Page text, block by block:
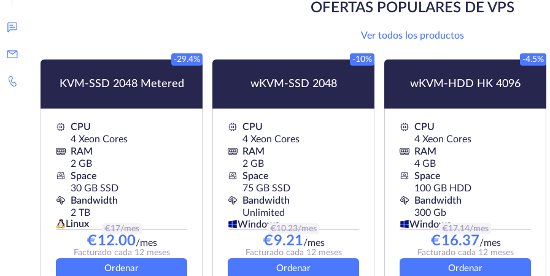
OFERTAS POPULARES DE VPS
Ver todos los productos
KVM-SSD 2048 Metered
-29.4%
CPU
4 Xeon Cores
RAM
2 GB
Space
30 GB SSD
Bandwidth
2 TB
Linux
€17/mes
€12.00/mes
Facturado cada 12 meses
Ordenar
wKVM-SSD 2048
-10%
CPU
4 Xeon Cores
RAM
2 GB
Space
75 GB SSD
Bandwidth
Unlimited
Windows
€10.23/mes
€9.21/mes
Facturado cada 12 meses
Ordenar
wKVM-HDD HK 4096
-4.5%
CPU
4 Xeon Cores
RAM
4 GB
Space
100 GB HDD
Bandwidth
300 Gb
Windows
€17.14/mes
€16.37/mes
Facturado cada 12 meses
Ordenar